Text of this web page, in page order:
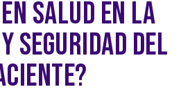
SALUD EN LA
SEGURIDAD DEL